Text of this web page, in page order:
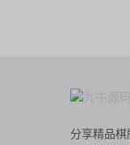
分享精品